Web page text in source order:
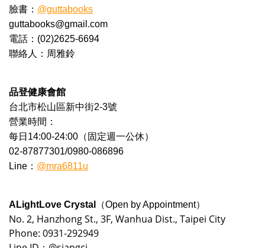
臉書： @guttabooks
guttabooks@gmail.com
電話：(02)2625-6694
聯絡人：周雅鈴
品登健康會館
台北市松山區新中街2-3號
營業時間：
每日14:00-24:00（固定週一公休）
02-87877301/0980-086896
Line： @mra6811u
ALightLove Crystal （Open by Appointment）
No. 2, Hanzhong St., 3F, Wanhua Dist., Taipei City
Phone: 0931-292949